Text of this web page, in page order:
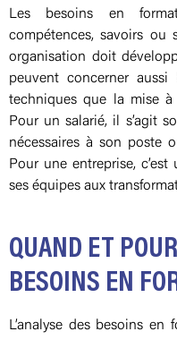
Les besoins en
compétences, savoirs ou
organisation doit
peuvent concerner aussi
techniques que la mise à
Pour un salarié, il s’agit
nécessaires à son poste
Pour une entreprise,
ses équipes aux
QUAND ET
BESOINS EN
L’analyse des besoins